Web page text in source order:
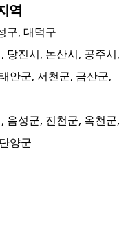
역
구, 대덕구
당진시, 논산시, 공주시,
안군, 서천군, 금산군,
음성군, 진천군, 옥천군,
양군